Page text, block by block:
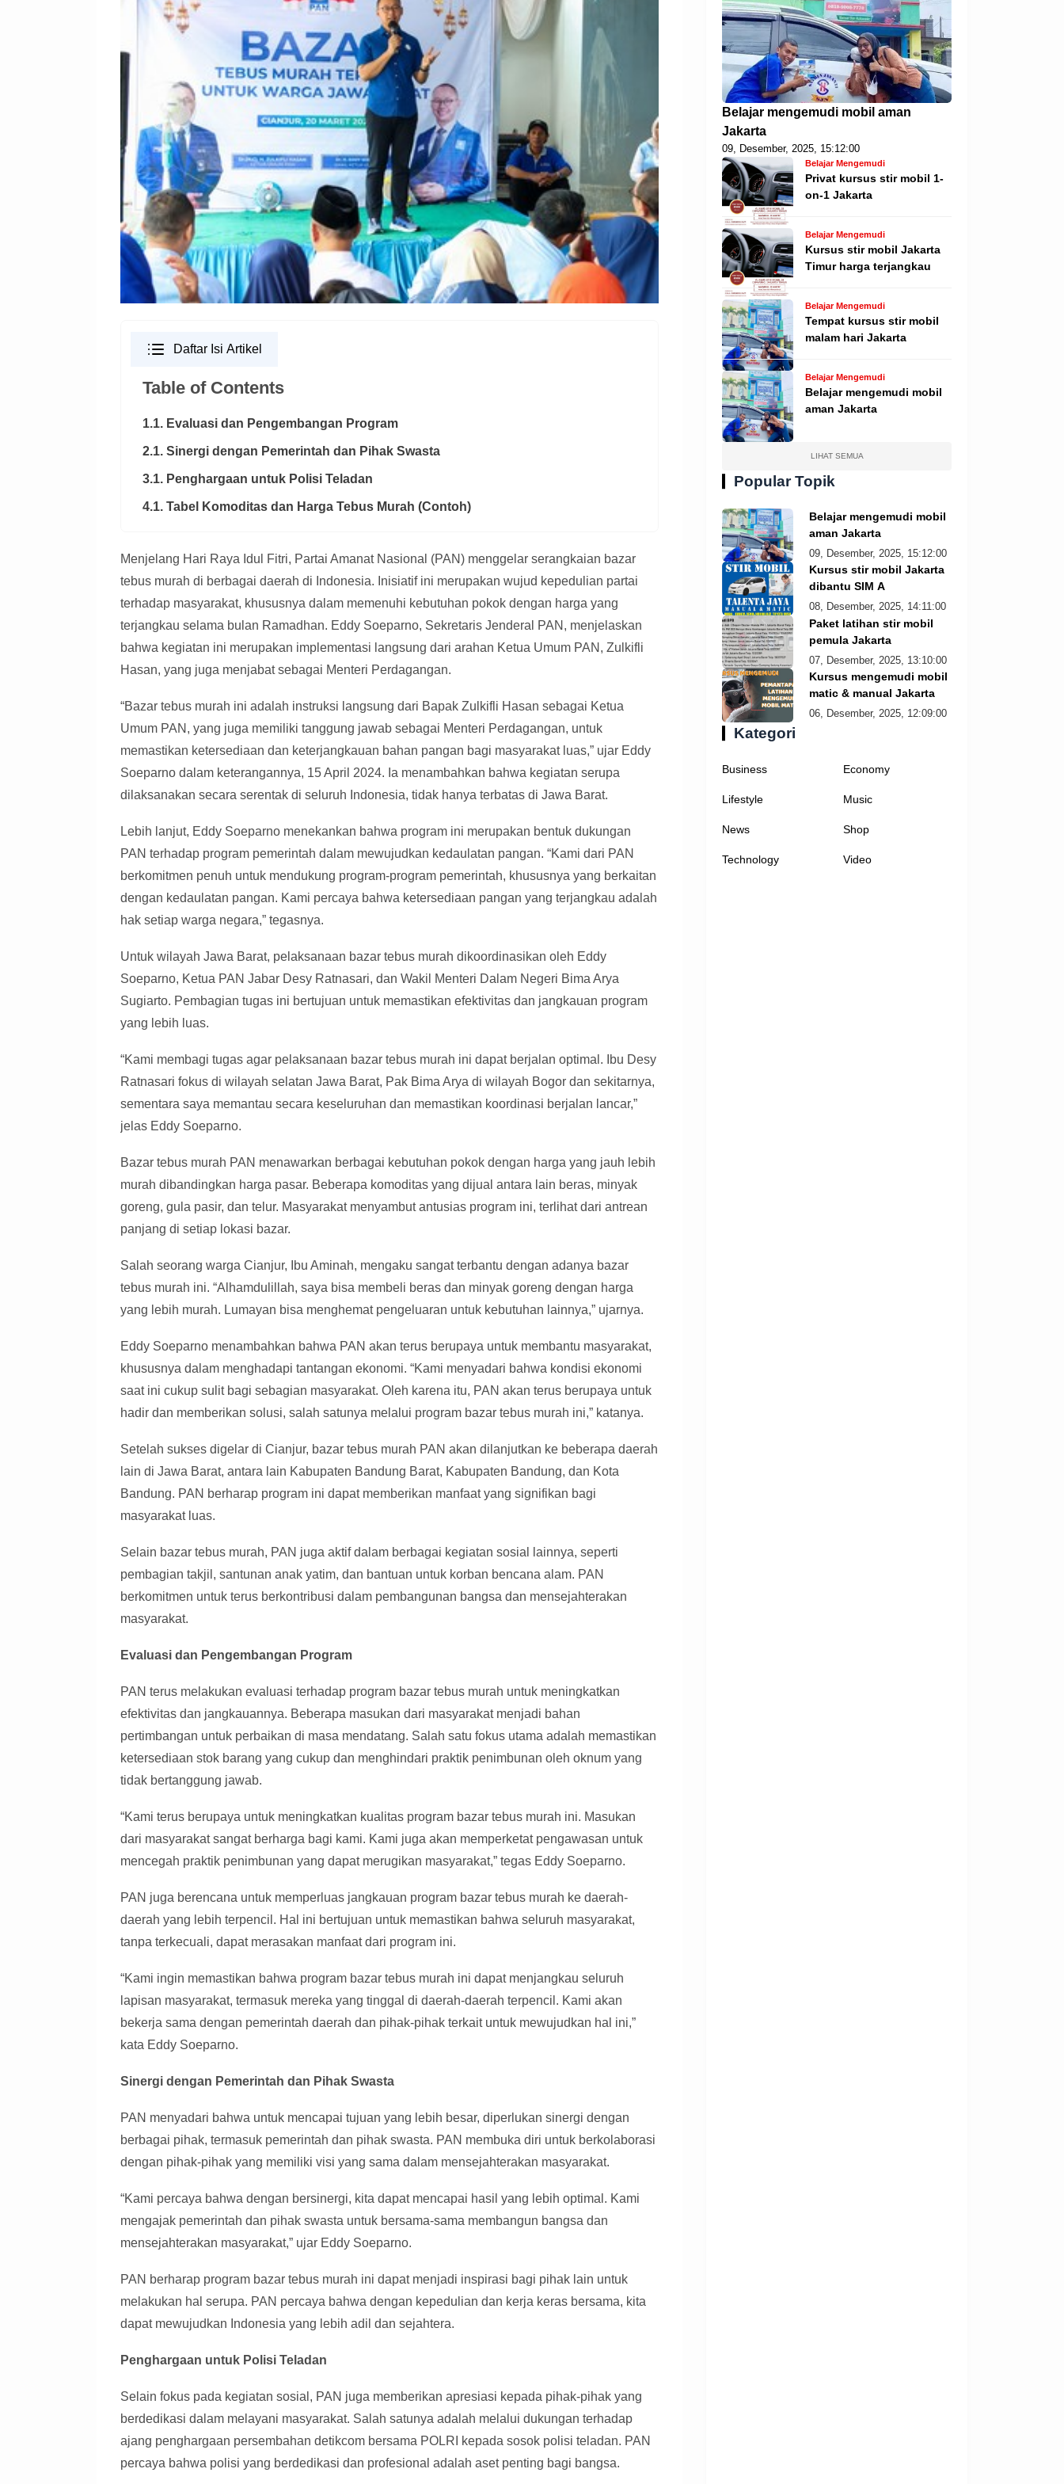
Daftar Isi Artikel
Table of Contents
1.1. Evaluasi dan Pengembangan Program
2.1. Sinergi dengan Pemerintah dan Pihak Swasta
3.1. Penghargaan untuk Polisi Teladan
4.1. Tabel Komoditas dan Harga Tebus Murah (Contoh)
Menjelang Hari Raya Idul Fitri, Partai Amanat Nasional (PAN) menggelar serangkaian bazar
tebus murah di berbagai daerah di Indonesia. Inisiatif ini merupakan wujud kepedulian partai
terhadap masyarakat, khususnya dalam memenuhi kebutuhan pokok dengan harga yang
terjangkau selama bulan Ramadhan. Eddy Soeparno, Sekretaris Jenderal PAN, menjelaskan
bahwa kegiatan ini merupakan implementasi langsung dari arahan Ketua Umum PAN, Zulkifli
Hasan, yang juga menjabat sebagai Menteri Perdagangan.
“Bazar tebus murah ini adalah instruksi langsung dari Bapak Zulkifli Hasan sebagai Ketua
Umum PAN, yang juga memiliki tanggung jawab sebagai Menteri Perdagangan, untuk
memastikan ketersediaan dan keterjangkauan bahan pangan bagi masyarakat luas,” ujar Eddy
Soeparno dalam keterangannya, 15 April 2024. Ia menambahkan bahwa kegiatan serupa
dilaksanakan secara serentak di seluruh Indonesia, tidak hanya terbatas di Jawa Barat.
Lebih lanjut, Eddy Soeparno menekankan bahwa program ini merupakan bentuk dukungan
PAN terhadap program pemerintah dalam mewujudkan kedaulatan pangan. “Kami dari PAN
berkomitmen penuh untuk mendukung program-program pemerintah, khususnya yang berkaitan
dengan kedaulatan pangan. Kami percaya bahwa ketersediaan pangan yang terjangkau adalah
hak setiap warga negara,” tegasnya.
Untuk wilayah Jawa Barat, pelaksanaan bazar tebus murah dikoordinasikan oleh Eddy
Soeparno, Ketua PAN Jabar Desy Ratnasari, dan Wakil Menteri Dalam Negeri Bima Arya
Sugiarto. Pembagian tugas ini bertujuan untuk memastikan efektivitas dan jangkauan program
yang lebih luas.
“Kami membagi tugas agar pelaksanaan bazar tebus murah ini dapat berjalan optimal. Ibu Desy
Ratnasari fokus di wilayah selatan Jawa Barat, Pak Bima Arya di wilayah Bogor dan sekitarnya,
sementara saya memantau secara keseluruhan dan memastikan koordinasi berjalan lancar,”
jelas Eddy Soeparno.
Bazar tebus murah PAN menawarkan berbagai kebutuhan pokok dengan harga yang jauh lebih
murah dibandingkan harga pasar. Beberapa komoditas yang dijual antara lain beras, minyak
goreng, gula pasir, dan telur. Masyarakat menyambut antusias program ini, terlihat dari antrean
panjang di setiap lokasi bazar.
Salah seorang warga Cianjur, Ibu Aminah, mengaku sangat terbantu dengan adanya bazar
tebus murah ini. “Alhamdulillah, saya bisa membeli beras dan minyak goreng dengan harga
yang lebih murah. Lumayan bisa menghemat pengeluaran untuk kebutuhan lainnya,” ujarnya.
Eddy Soeparno menambahkan bahwa PAN akan terus berupaya untuk membantu masyarakat,
khususnya dalam menghadapi tantangan ekonomi. “Kami menyadari bahwa kondisi ekonomi
saat ini cukup sulit bagi sebagian masyarakat. Oleh karena itu, PAN akan terus berupaya untuk
hadir dan memberikan solusi, salah satunya melalui program bazar tebus murah ini,” katanya.
Setelah sukses digelar di Cianjur, bazar tebus murah PAN akan dilanjutkan ke beberapa daerah
lain di Jawa Barat, antara lain Kabupaten Bandung Barat, Kabupaten Bandung, dan Kota
Bandung. PAN berharap program ini dapat memberikan manfaat yang signifikan bagi
masyarakat luas.
Selain bazar tebus murah, PAN juga aktif dalam berbagai kegiatan sosial lainnya, seperti
pembagian takjil, santunan anak yatim, dan bantuan untuk korban bencana alam. PAN
berkomitmen untuk terus berkontribusi dalam pembangunan bangsa dan mensejahterakan
masyarakat.
Evaluasi dan Pengembangan Program
PAN terus melakukan evaluasi terhadap program bazar tebus murah untuk meningkatkan
efektivitas dan jangkauannya. Beberapa masukan dari masyarakat menjadi bahan
pertimbangan untuk perbaikan di masa mendatang. Salah satu fokus utama adalah memastikan
ketersediaan stok barang yang cukup dan menghindari praktik penimbunan oleh oknum yang
tidak bertanggung jawab.
“Kami terus berupaya untuk meningkatkan kualitas program bazar tebus murah ini. Masukan
dari masyarakat sangat berharga bagi kami. Kami juga akan memperketat pengawasan untuk
mencegah praktik penimbunan yang dapat merugikan masyarakat,” tegas Eddy Soeparno.
PAN juga berencana untuk memperluas jangkauan program bazar tebus murah ke daerah-
daerah yang lebih terpencil. Hal ini bertujuan untuk memastikan bahwa seluruh masyarakat,
tanpa terkecuali, dapat merasakan manfaat dari program ini.
“Kami ingin memastikan bahwa program bazar tebus murah ini dapat menjangkau seluruh
lapisan masyarakat, termasuk mereka yang tinggal di daerah-daerah terpencil. Kami akan
bekerja sama dengan pemerintah daerah dan pihak-pihak terkait untuk mewujudkan hal ini,”
kata Eddy Soeparno.
Sinergi dengan Pemerintah dan Pihak Swasta
PAN menyadari bahwa untuk mencapai tujuan yang lebih besar, diperlukan sinergi dengan
berbagai pihak, termasuk pemerintah dan pihak swasta. PAN membuka diri untuk berkolaborasi
dengan pihak-pihak yang memiliki visi yang sama dalam mensejahterakan masyarakat.
“Kami percaya bahwa dengan bersinergi, kita dapat mencapai hasil yang lebih optimal. Kami
mengajak pemerintah dan pihak swasta untuk bersama-sama membangun bangsa dan
mensejahterakan masyarakat,” ujar Eddy Soeparno.
PAN berharap program bazar tebus murah ini dapat menjadi inspirasi bagi pihak lain untuk
melakukan hal serupa. PAN percaya bahwa dengan kepedulian dan kerja keras bersama, kita
dapat mewujudkan Indonesia yang lebih adil dan sejahtera.
Penghargaan untuk Polisi Teladan
Selain fokus pada kegiatan sosial, PAN juga memberikan apresiasi kepada pihak-pihak yang
berdedikasi dalam melayani masyarakat. Salah satunya adalah melalui dukungan terhadap
ajang penghargaan persembahan detikcom bersama POLRI kepada sosok polisi teladan. PAN
percaya bahwa polisi yang berdedikasi dan profesional adalah aset penting bagi bangsa.
Belajar mengemudi mobil aman
Jakarta
09, Desember, 2025, 15:12:00
Belajar Mengemudi
Privat kursus stir mobil 1-
on-1 Jakarta
Belajar Mengemudi
Kursus stir mobil Jakarta
Timur harga terjangkau
Belajar Mengemudi
Tempat kursus stir mobil
malam hari Jakarta
Belajar Mengemudi
Belajar mengemudi mobil
aman Jakarta
LIHAT SEMUA
Popular Topik
Belajar mengemudi mobil
aman Jakarta
09, Desember, 2025, 15:12:00
Kursus stir mobil Jakarta
dibantu SIM A
08, Desember, 2025, 14:11:00
Paket latihan stir mobil
pemula Jakarta
07, Desember, 2025, 13:10:00
Kursus mengemudi mobil
matic & manual Jakarta
06, Desember, 2025, 12:09:00
Kategori
Business Economy
Lifestyle Music
News Shop
Technology Video